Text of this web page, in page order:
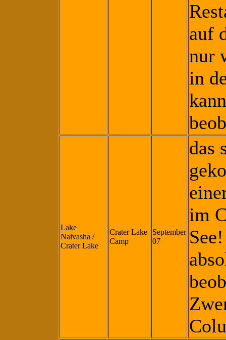
auf
nur
in
Lake
Naivasha /
Crater Lake
Crater Lake
Camp
September
07
das
im